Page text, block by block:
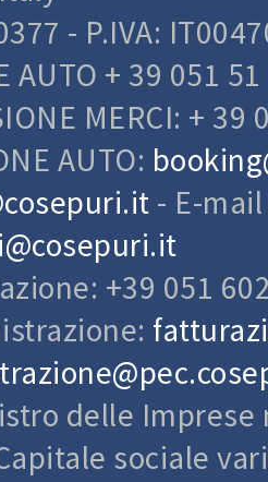
- P.IVA:
AUTO + 39 051
MERCI: + 39
AUTO:
- E-mail
+39 051
delle Imprese
sociale